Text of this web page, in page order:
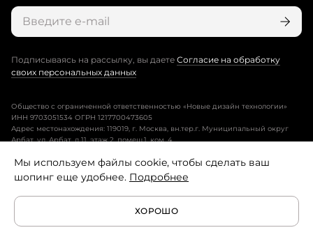
Подписываясь на рассылку, вы даете Согласие на обработку
своих персональных данных
Общество с ограниченной ответственностью «Новые дизайн технологии»
ИНН 9703051534 ОГРН 1217700473605
Адрес местонахождения: 119019, г. Москва, вн.тер.г. Муниципальный округ
Арбат, ул. Арбат, д.11, этаж 2, помещ.1, ком. 4.
Пользовательское соглашение
Политика конфиденциальности
Условия программы лояльности
Мы используем файлы cookie, чтобы сделать ваш
шопинг еще удобнее. Подробнее
ХОРОШО